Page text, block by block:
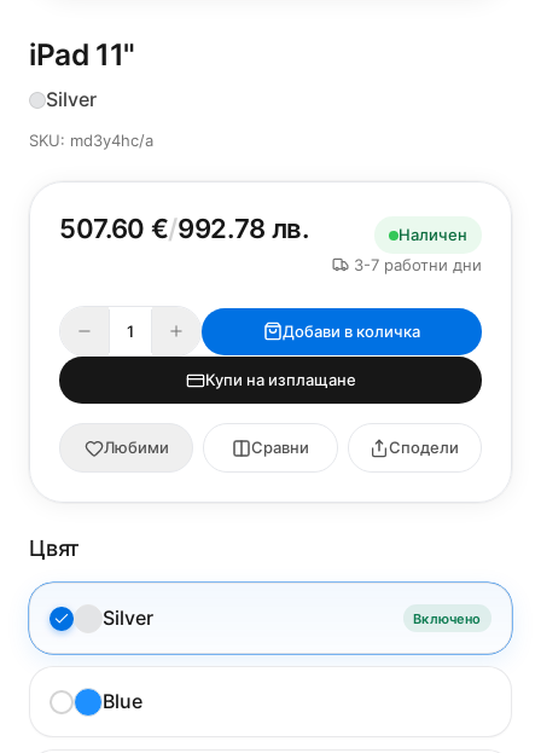
iPad 11"
Silver
SKU: md3y4hc/a
507.60 €/992.78 лв.
Наличен
3-7 работни дни
Добави в количка
Купи на изплащане
Любими Сравни Сподели
Цвят
Silver Включено
Blue